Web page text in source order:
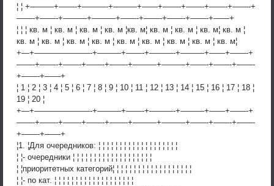
¦ ¦ +———+——-+———-+———+——+——-+——-+——-+——-+
——-+——-+———+———+——-+——-+——-+——-+——+
¦ ¦ ¦ кв. м ¦ кв. м ¦ кв. м ¦ кв. м ¦кв. м¦ кв. м ¦ кв. м ¦ кв. м¦ кв. м ¦
кв. м ¦ кв. м ¦ кв. м ¦ кв. м ¦ кв. м ¦ кв. м ¦ кв. м ¦ кв. м ¦ кв. м¦
+—+———————-+———+——-+———-+———+——+——-+
——-+——-+——-+——-+——-+———+———+——-+——-+——-
+——-+——+
¦ 1 ¦ 2 ¦ 3 ¦ 4 ¦ 5 ¦ 6 ¦ 7 ¦ 8 ¦ 9 ¦ 10 ¦ 11 ¦ 12 ¦ 13 ¦ 14 ¦ 15 ¦ 16 ¦ 17 ¦ 18 ¦
19 ¦ 20 ¦
+—+———————-+———+——-+———-+———+——+——-+
——-+——-+——-+——-+——-+———+———+——-+——-+——-
+——-+——+
¦1. ¦Для очередников: ¦ ¦ ¦ ¦ ¦ ¦ ¦ ¦ ¦ ¦ ¦ ¦ ¦ ¦ ¦ ¦ ¦ ¦ ¦
¦ ¦- очередники ¦ ¦ ¦ ¦ ¦ ¦ ¦ ¦ ¦ ¦ ¦ ¦ ¦ ¦ ¦ ¦ ¦ ¦ ¦
¦ ¦приоритетных категорий¦ ¦ ¦ ¦ ¦ ¦ ¦ ¦ ¦ ¦ ¦ ¦ ¦ ¦ ¦ ¦ ¦ ¦ ¦
¦ ¦- по кат. ¦ ¦ ¦ ¦ ¦ ¦ ¦ ¦ ¦ ¦ ¦ ¦ ¦ ¦ ¦ ¦ ¦ ¦ ¦